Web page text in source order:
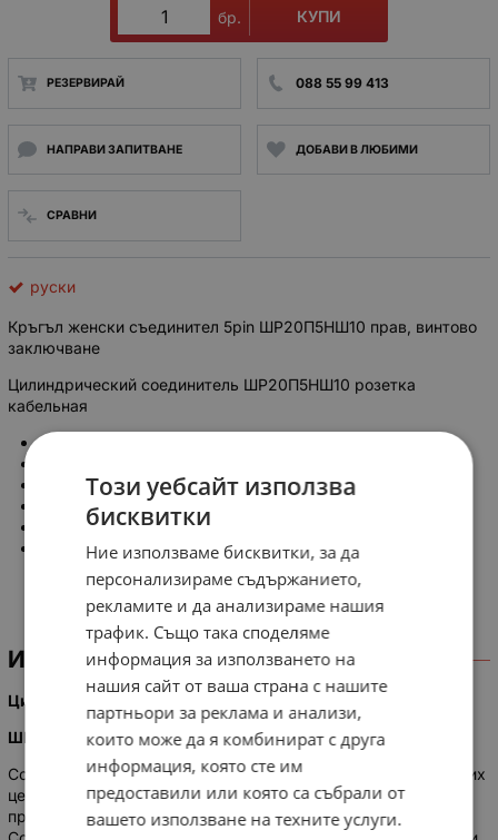
бр. КУПИ
РЕЗЕРВИРАЙ 088 55 99 413
НАПРАВИ ЗАПИТВАНЕ ДОБАВИ В ЛЮБИМИ
СРАВНИ
руски
Кръгъл женски съединител 5pin ШР20П5НШ10 прав, винтово
заключване
Цилиндрический соединитель ШР20П5НШ10 розетка
кабельная
Функциональное назначение: розетка
Способ монтажа: на кабель
Количество контактов: 5
Покрытие контактов: серебро
ИНФОРМАЦИЯ
Цилиндрический соединитель
ШР20П5НШ10 розетка кабельная
Соединители ШР предназначены для работы в электрических
цепях постоянного, переменного (частотой до 3МГц) токов
при напряжении до 850В (амплитудное значение).
Този уебсайт използва
бисквитки
Ние използваме бисквитки, за да
персонализираме съдържанието,
рекламите и да анализираме нашия
трафик. Също така споделяме
информация за използването на
нашия сайт от ваша страна с нашите
партньори за реклама и анализи,
които може да я комбинират с друга
информация, която сте им
предоставили или която са събрали от
вашето използване на техните услуги.